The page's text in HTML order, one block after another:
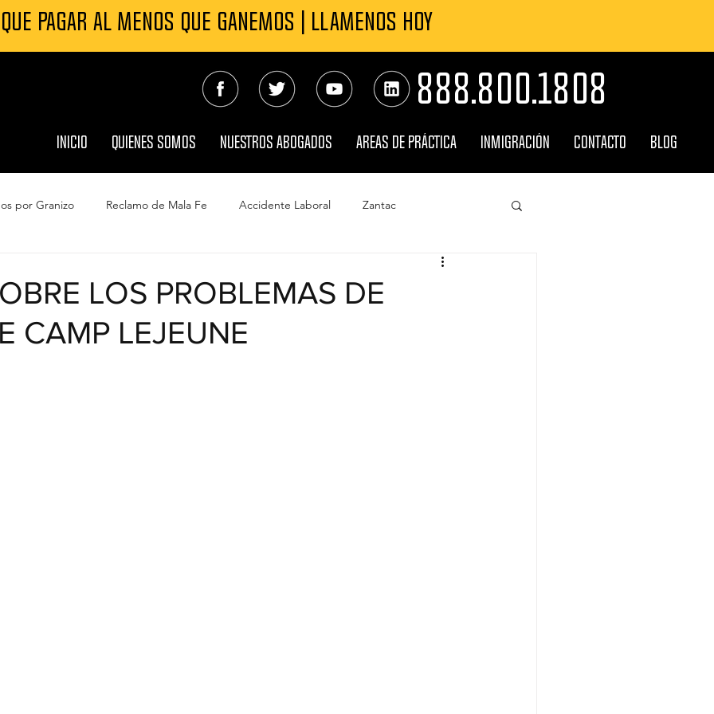
PAGAR AL MENOS QUE GANEMOS | LLAMENOS HOY
888.800.1808
INICIO QUIENES SOMOS NUESTROS ABOGADOS AREAS DE PRÁCTICA INMIGRACIÓN CONTACTO BLOG
por Granizo Reclamo de Mala Fe Accidente Laboral Zantac
Automovilísticos
Reclamo Seguro por daño de viento
LOS PROBLEMAS DE
CAMP LEJEUNE